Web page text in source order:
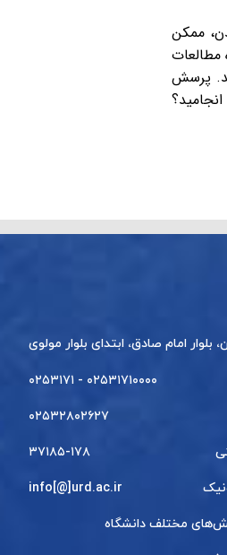
ممکن
مطالعات
پرسش
بلوار امام صادق، ابتدای بلوار مولوی
۰۲۵۳۱۷۱۰۰۰۰ - ۰۲۵۳۱۷۱
۰۲۵۳۲۸۰۲۶۲۷
۳۷۱۸۵-۱۷۸
info[@]urd.ac.ir
مختلف دانشگاه